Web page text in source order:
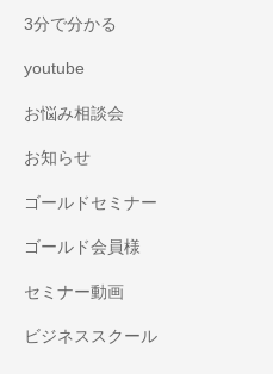
3分で分かる
youtube
お悩み相談会
お知らせ
ゴールドセミナー
ゴールド会員様
セミナー動画
ビジネススクール